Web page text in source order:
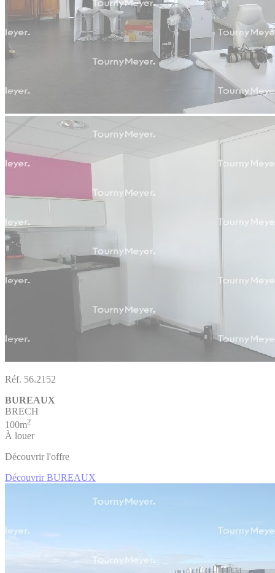
Réf. 56.2152
BUREAUX
BRECH
100m2
À louer
Découvrir l'offre
Découvrir BUREAUX